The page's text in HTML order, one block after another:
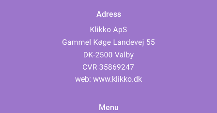
Adress
web: www.klikko.dk
Menu